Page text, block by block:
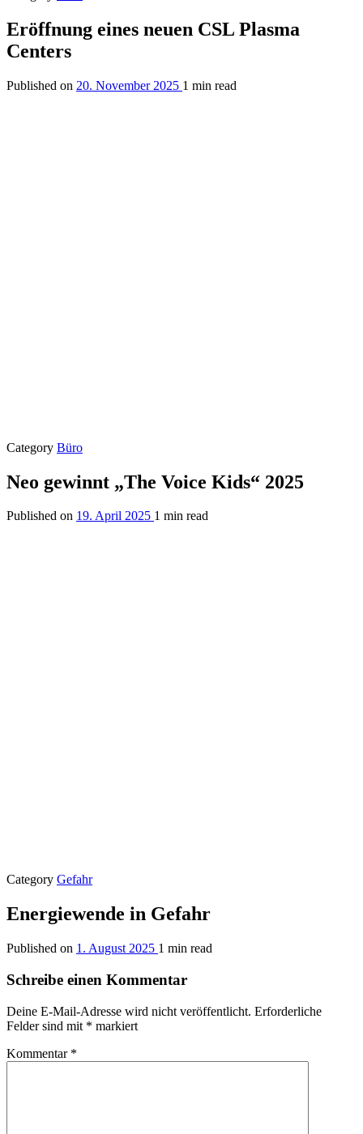
Eröffnung eines neuen CSL Plasma
Centers
Published on 20. November 2025 1 min read
Category Büro
Neo gewinnt „The Voice Kids“ 2025
Published on 19. April 2025 1 min read
Category Gefahr
Energiewende in Gefahr
Published on 1. August 2025 1 min read
Schreibe einen Kommentar
Deine E-Mail-Adresse wird nicht veröffentlicht. Erforderliche
Felder sind mit * markiert
Kommentar *